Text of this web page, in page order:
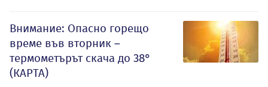
Внимание: Опасно горещо
време във вторник –
термометърът скача до 38°
(КАРТА)